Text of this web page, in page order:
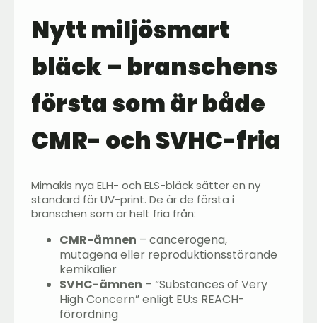
Nytt miljösmart
bläck – branschens
första som är både
CMR- och SVHC-fria
Mimakis nya ELH- och ELS-bläck sätter en ny
standard för UV-print. De är de första i
branschen som är helt fria från:
CMR-ämnen – cancerogena,
mutagena eller reproduktionsstörande
kemikalier
SVHC-ämnen – “Substances of Very
High Concern” enligt EU:s REACH-
förordning